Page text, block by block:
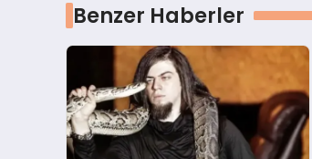
Benzer Haberler